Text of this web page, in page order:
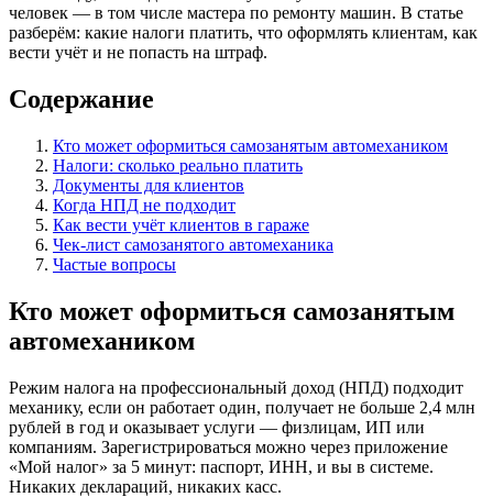
человек — в том числе мастера по ремонту машин. В статье
разберём: какие налоги платить, что оформлять клиентам, как
вести учёт и не попасть на штраф.
Содержание
Кто может оформиться самозанятым автомехаником
Налоги: сколько реально платить
Документы для клиентов
Когда НПД не подходит
Как вести учёт клиентов в гараже
Чек-лист самозанятого автомеханика
Частые вопросы
Кто может оформиться самозанятым
автомехаником
Режим налога на профессиональный доход (НПД) подходит
механику, если он работает один, получает не больше 2,4 млн
рублей в год и оказывает услуги — физлицам, ИП или
компаниям. Зарегистрироваться можно через приложение
«Мой налог» за 5 минут: паспорт, ИНН, и вы в системе.
Никаких деклараций, никаких касс.